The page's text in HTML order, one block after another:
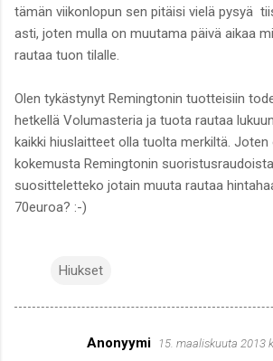
tämän viikonlopun sen pitäisi vielä pysyä
asti, joten mulla on muutama päivä aikaa
rautaa tuon tilalle.
Olen tykästynyt Remingtonin tuotteisiin
hetkellä Volumasteria ja tuota rautaa
kaikki hiuslaitteet olla tuolta merkiltä. Joten
kokemusta Remingtonin
suositteletteko jotain muuta rautaa
70euroa? :-)
Hiukset
Anonyymi 15. maaliskuuta 2013